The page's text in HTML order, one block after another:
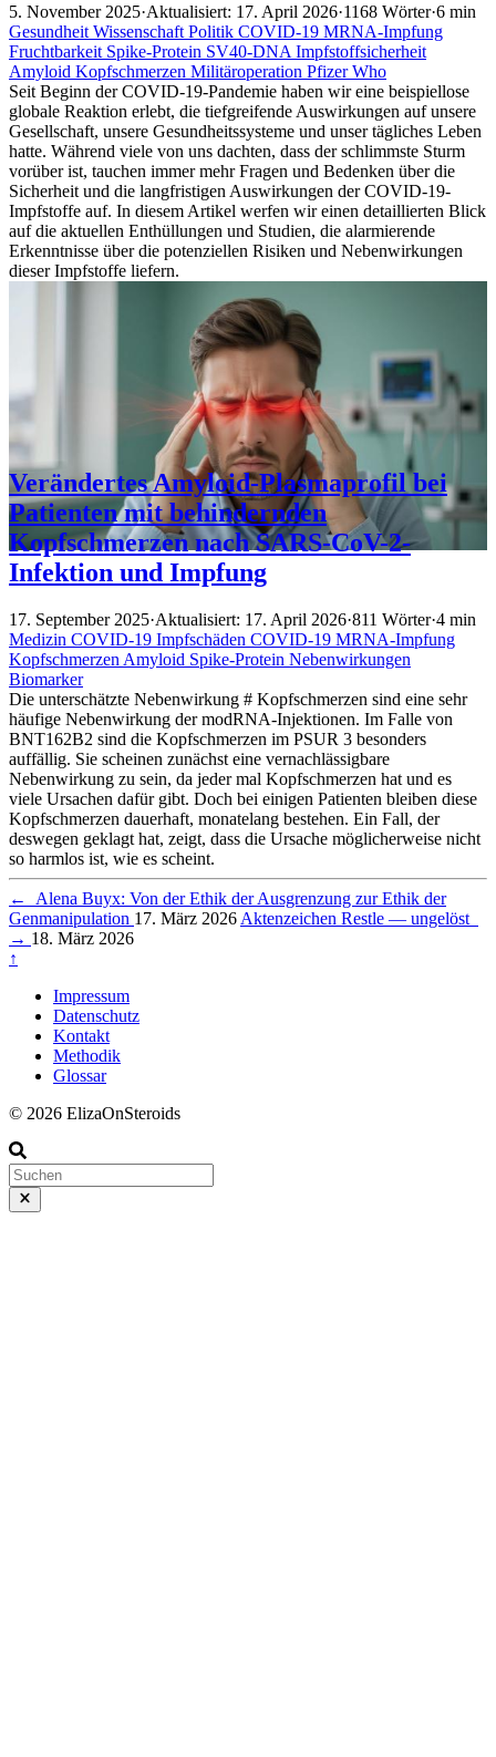
5. November 2025·Aktualisiert: 17. April 2026·1168 Wörter·6 min
Gesundheit Wissenschaft Politik COVID-19 MRNA-Impfung
Fruchtbarkeit Spike-Protein SV40-DNA Impfstoffsicherheit
Amyloid Kopfschmerzen Militäroperation PfizerWho
Seit Beginn der COVID-19-Pandemie haben wir eine beispiellose
globale Reaktion erlebt, die tiefgreifende Auswirkungen auf unsere
Gesellschaft, unsere Gesundheitssysteme und unser tägliches Leben
hatte. Während viele von uns dachten, dass der schlimmste Sturm
vorüber ist, tauchen immer mehr Fragen und Bedenken über die
Sicherheit und die langfristigen Auswirkungen der COVID-19-
Impfstoffe auf. In diesem Artikel werfen wir einen detaillierten Blick
auf die aktuellen Enthüllungen und Studien, die alarmierende
Erkenntnisse über die potenziellen Risiken und Nebenwirkungen
dieser Impfstoffe liefern.
Verändertes Amyloid-Plasmaprofil bei
Patienten mit behindernden
Kopfschmerzen nach SARS-CoV-2-
Infektion und Impfung
17. September 2025·Aktualisiert: 17. April 2026·811 Wörter·4 min
Medizin COVID-19 Impfschäden COVID-19 MRNA-Impfung
Kopfschmerzen Amyloid Spike-Protein Nebenwirkungen
Biomarker
Die unterschätzte Nebenwirkung # Kopfschmerzen sind eine sehr
häufige Nebenwirkung der modRNA-Injektionen. Im Falle von
BNT162B2 sind die Kopfschmerzen im PSUR 3 besonders
auffällig. Sie scheinen zunächst eine vernachlässigbare
Nebenwirkung zu sein, da jeder mal Kopfschmerzen hat und es
viele Ursachen dafür gibt. Doch bei einigen Patienten bleiben diese
Kopfschmerzen dauerhaft, monatelang bestehen. Ein Fall, der
deswegen geklagt hat, zeigt, dass die Ursache möglicherweise nicht
so harmlos ist, wie es scheint.
←
Alena Buyx: Von der Ethik der Ausgrenzung zur Ethik der
Genmanipulation 17. März 2026 Aktenzeichen Restle — ungelöst
→ 18. März 2026
↑
Impressum
Datenschutz
Kontakt
Methodik
Glossar
© 2026 ElizaOnSteroids